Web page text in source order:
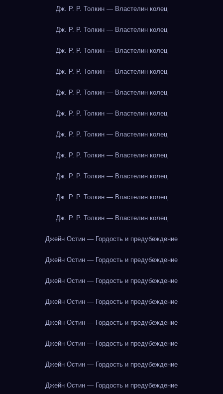
Дж. Р. Р. Толкин — Властелин колец
Дж. Р. Р. Толкин — Властелин колец
Дж. Р. Р. Толкин — Властелин колец
Дж. Р. Р. Толкин — Властелин колец
Дж. Р. Р. Толкин — Властелин колец
Дж. Р. Р. Толкин — Властелин колец
Дж. Р. Р. Толкин — Властелин колец
Дж. Р. Р. Толкин — Властелин колец
Дж. Р. Р. Толкин — Властелин колец
Дж. Р. Р. Толкин — Властелин колец
Дж. Р. Р. Толкин — Властелин колец
Джейн Остин — Гордость и предубеждение
Джейн Остин — Гордость и предубеждение
Джейн Остин — Гордость и предубеждение
Джейн Остин — Гордость и предубеждение
Джейн Остин — Гордость и предубеждение
Джейн Остин — Гордость и предубеждение
Джейн Остин — Гордость и предубеждение
Джейн Остин — Гордость и предубеждение